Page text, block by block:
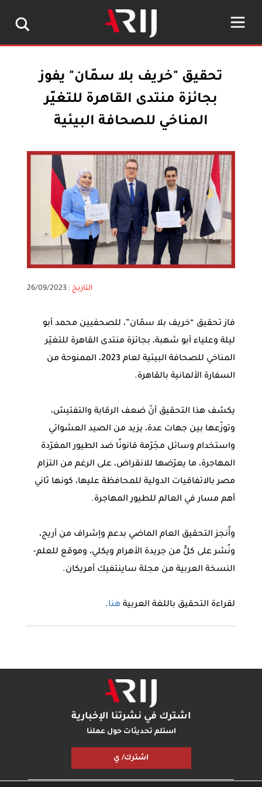
تحقيق "خريف بلا سمّان" يفوز
بجائزة منتدى القاهرة للتغيّر
المناخي للصحافة البيئية
التاريخ : 26/09/2023
فاز تحقيق “خريف بلا سمّان”، للصحفيين محمد أبو
ليلة وعلياء أبو شهبة، بجائزة منتدى القاهرة للتغيّر
المناخي للصحافة البيئية لعام 2023، الممنوحة من
السفارة الألمانية بالقاهرة.
يكشف هذا التحقيق أنّ ضعف الرقابة والتفتيش،
وتوزّعها بين جهات عدة، يزيد من الصيد العشوائي
واستخدام وسائل مجَرّمة قانونًا ضد الطيور المغرّدة
المهاجرة، ما يعرّضها للانقراض، على الرغم من التزام
مصر بالاتفاقيات الدولية للمحافظة عليها، كونها ثاني
أهم مسار في العالم للطيور المهاجرة.
وأُنجز التحقيق العام الماضي بدعم وإشراف من أريج،
ونُشر على كلٍّ من جريدة الأهرام ويكلي، وموقع للعلم-
النسخة العربية من مجلة ساينتفيك أمريكان.
لقراءة التحقيق باللغة العربية هنا.
اشترك في نشرتنا الإخبارية
استلم تحديثات حول عملنا
اشترك/ ي